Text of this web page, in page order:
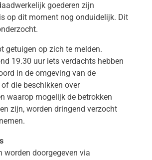
goederen zijn
op dit moment nog onduidelijk. Dit
getuigen op zich te melden.
19.30 uur iets verdachts hebben
in de omgeving van de
die beschikken over
waarop mogelijk de betrokken
zijn, worden dringend verzocht
worden doorgegeven via